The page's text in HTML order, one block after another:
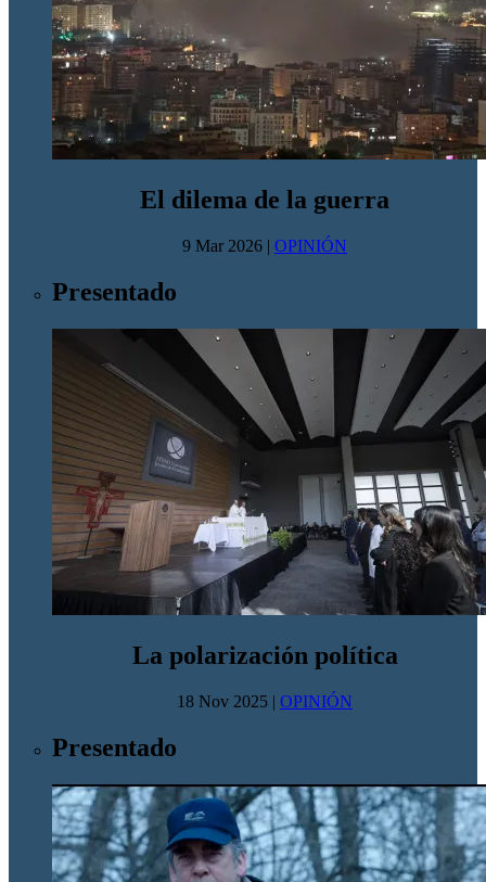
El dilema de la guerra
9 Mar 2026 | OPINIÓN
Presentado
La polarización política
18 Nov 2025 | OPINIÓN
Presentado